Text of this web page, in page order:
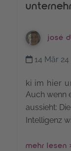
josé
14 Mär 24
ki im hier
Auch wenn
aussieht:
Intelligenz
mehr lesen